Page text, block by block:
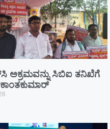
ಅಕ್ರಮವನ್ನು ಸಿಬಿಐ ತನಿಖೆಗೆ